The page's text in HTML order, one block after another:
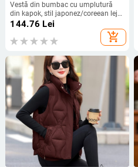
Vestă din bumbac cu umplutură
din kapok, stil japonez/coreean lejer,
croială lejeră, lungime 50–65 cm
144.76 Lei
add_shopping_cart